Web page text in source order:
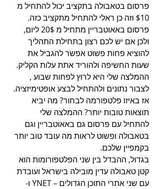
פרסום בטאבולה בתקציב יכול להתחיל מ
$10 וזה כן ראלי להתחיל מתקציב כזה.
פרסום באאוטבריין מתחיל מ 20$ ליום,
ולכן אם יש לכם רצון בתחילת התהליך
להוציא פחות פשוט אפשר להגביל את
שעות החשיפה ולהוריד אתת עלות הקליק.
ההמלצה שלי היא לרוץ לפחות שבוע ,
לצבור נתונים ולהתחיל לבצע אופטימיזציה.
אז באיזו פלטפורמה לבחור? מה יביא
תוצאות טובות יותר? ההמלצה שלי
להתחיל עם פרסום גם באאוטבריין וגם
בטאבולה ופשוט לראות מה עובד טוב יותר
בקמפיין שלכם.
בגדול, ההבדל בין שני הפלטפורומות הוא
קטן טאבולה עדין מובילה בישראל ועובדת
עם שני אתרי התוכן הגדולים – YNET ו-